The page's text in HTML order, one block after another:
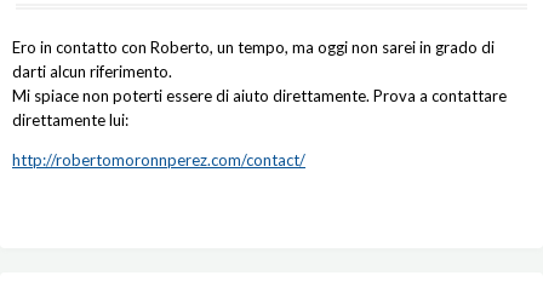
Ero in contatto con Roberto, un tempo, ma oggi non sarei in grado di
darti alcun riferimento.
Mi spiace non poterti essere di aiuto direttamente. Prova a contattare
direttamente lui:
http://robertomoronnperez.com/contact/